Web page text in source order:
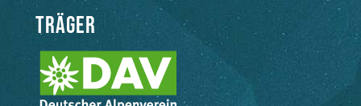
Träger